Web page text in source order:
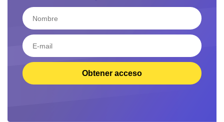
Obtener acceso